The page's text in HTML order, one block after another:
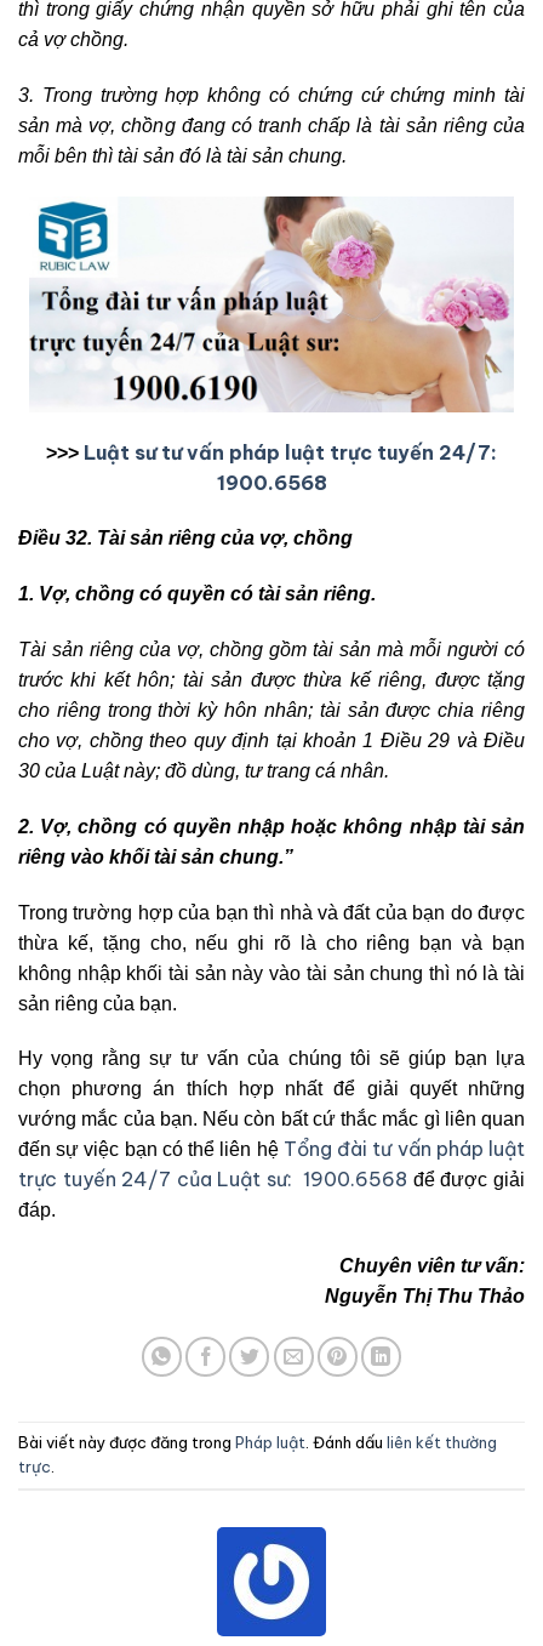
thì trong giấy chứng nhận quyền sở hữu phải ghi tên của
cả vợ chồng.
3. Trong trường hợp không có chứng cứ chứng minh tài
sản mà vợ, chồng đang có tranh chấp là tài sản riêng của
mỗi bên thì tài sản đó là tài sản chung.
>>> Luật sư tư vấn pháp luật trực tuyến 24/7:
1900.6568
Điều 32. Tài sản riêng của vợ, chồng
1. Vợ, chồng có quyền có tài sản riêng.
Tài sản riêng của vợ, chồng gồm tài sản mà mỗi người có
trước khi kết hôn; tài sản được thừa kế riêng, được tặng
cho riêng trong thời kỳ hôn nhân; tài sản được chia riêng
cho vợ, chồng theo quy định tại khoản 1 Điều 29 và Điều
30 của Luật này; đồ dùng, tư trang cá nhân.
2. Vợ, chồng có quyền nhập hoặc không nhập tài sản
riêng vào khối tài sản chung.”
Trong trường hợp của bạn thì nhà và đất của bạn do được
thừa kế, tặng cho, nếu ghi rõ là cho riêng bạn và bạn
không nhập khối tài sản này vào tài sản chung thì nó là tài
sản riêng của bạn.
Hy vọng rằng sự tư vấn của chúng tôi sẽ giúp bạn lựa
chọn phương án thích hợp nhất để giải quyết những
vướng mắc của bạn. Nếu còn bất cứ thắc mắc gì liên quan
đến sự việc bạn có thể liên hệ Tổng đài tư vấn pháp luật
trực tuyến 24/7 của Luật sư: 1900.6568 để được giải
đáp.
Chuyên viên tư vấn:
Nguyễn Thị Thu Thảo
Bài viết này được đăng trong Pháp luật. Đánh dấu liên kết thường
trực.